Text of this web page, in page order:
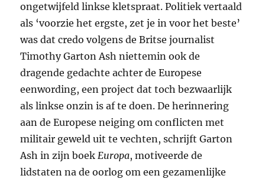
ongetwijfeld linkse kletspraat. Politiek vertaald
als ‘voorzie het ergste, zet je in voor het beste’
was dat credo volgens de Britse journalist
Timothy Garton Ash niettemin ook de
dragende gedachte achter de Europese
eenwording, een project dat toch bezwaarlijk
als linkse onzin is af te doen. De herinnering
aan de Europese neiging om conflicten met
militair geweld uit te vechten, schrijft Garton
Ash in zijn boekEuropa, motiveerde de
lidstaten na de oorlog om een gezamenlijke